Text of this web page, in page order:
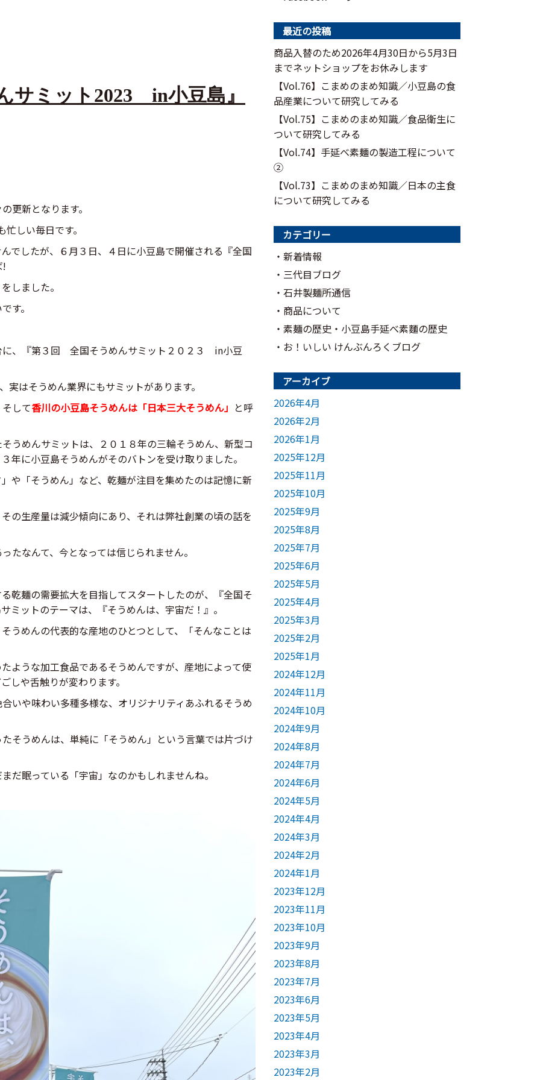
ミット2023 in小豆島』
更新となります。
しい毎日です。
でしたが、６月３日、４日に小豆島で開催される『全国
!
しました。
す。
に、『第３回 全国そうめんサミット２０２３ in小豆
はそうめん業界にもサミットがあります。
して香川の小豆島そうめんは「日本三大そうめん」 と呼
うめんサミットは、２０１８年の三輪そうめん、新型コ
年に小豆島そうめんがそのバトンを受け取りました。
や「そうめん」など、乾麺が注目を集めたのは記憶に新
の生産量は減少傾向にあり、それは弊社創業の頃の話を
たなんて、今となっては信じられません。
乾麺の需要拡大を目指してスタートしたのが、『全国そ
ミットのテーマは、『そうめんは、宇宙だ！』。
うめんの代表的な産地のひとつとして、「そんなことは
ような加工食品であるそうめんですが、産地によって使
しや舌触りが変わります。
いや味わい多種多様な、オリジナリティあふれるそうめ
そうめんは、単純に「そうめん」という言葉では片づけ
だ眠っている「宇宙」なのかもしれませんね。
最近の投稿
商品入替のため2026年4月30日から5月3日
までネットショップをお休みします
【Vol.76】こまめのまめ知識／⼩⾖島の⾷
品産業について研究してみる
【Vol.75】こまめのまめ知識／食品衛生に
ついて研究してみる
【Vol.74】手延べ素麺の製造工程について
②
【Vol.73】こまめのまめ知識／日本の主食
について研究してみる
カテゴリー
新着情報
三代目ブログ
石井製麺所通信
商品について
素麺の歴史・小豆島手延べ素麵の歴史
お！いしい けんぶんろくブログ
アーカイブ
2026年4月
2026年2月
2026年1月
2025年12月
2025年11月
2025年10月
2025年9月
2025年8月
2025年7月
2025年6月
2025年5月
2025年4月
2025年3月
2025年2月
2025年1月
2024年12月
2024年11月
2024年10月
2024年9月
2024年8月
2024年7月
2024年6月
2024年5月
2024年4月
2024年3月
2024年2月
2024年1月
2023年12月
2023年11月
2023年10月
2023年9月
2023年8月
2023年7月
2023年6月
2023年5月
2023年4月
2023年3月
2023年2月